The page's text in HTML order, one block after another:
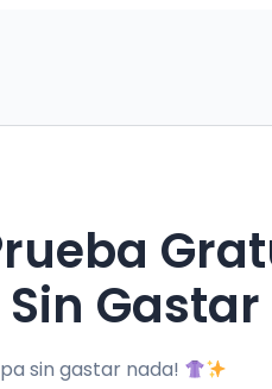
Gastar
sin gastar nada!